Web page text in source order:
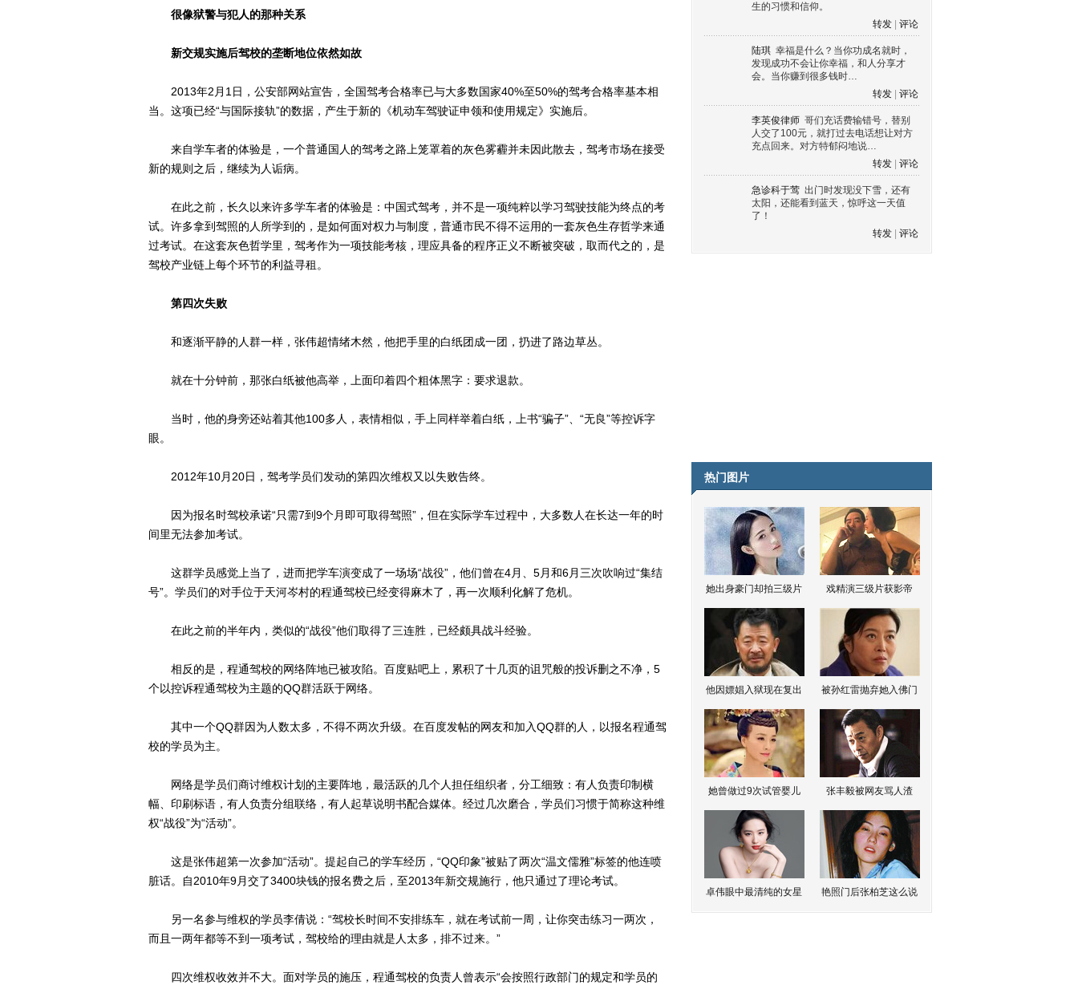
很像狱警与犯人的那种关系
新交规实施后驾校的垄断地位依然如故
2013年2月1日，公安部网站宣告，全国驾考合格率已与大多数国家40%至50%的驾考合格率基本相
当。这项已经“与国际接轨”的数据，产生于新的《机动车驾驶证申领和使用规定》实施后。
来自学车者的体验是，一个普通国人的驾考之路上笼罩着的灰色雾霾并未因此散去，驾考市场在接受
新的规则之后，继续为人诟病。
在此之前，长久以来许多学车者的体验是：中国式驾考，并不是一项纯粹以学习驾驶技能为终点的考
试。许多拿到驾照的人所学到的，是如何面对权力与制度，普通市民不得不运用的一套灰色生存哲学来通
过考试。在这套灰色哲学里，驾考作为一项技能考核，理应具备的程序正义不断被突破，取而代之的，是
驾校产业链上每个环节的利益寻租。
第四次失败
和逐渐平静的人群一样，张伟超情绪木然，他把手里的白纸团成一团，扔进了路边草丛。
就在十分钟前，那张白纸被他高举，上面印着四个粗体黑字：要求退款。
当时，他的身旁还站着其他100多人，表情相似，手上同样举着白纸，上书“骗子”、“无良”等控诉字
眼。
2012年10月20日，驾考学员们发动的第四次维权又以失败告终。
因为报名时驾校承诺“只需7到9个月即可取得驾照”，但在实际学车过程中，大多数人在长达一年的时
间里无法参加考试。
这群学员感觉上当了，进而把学车演变成了一场场“战役”，他们曾在4月、5月和6月三次吹响过“集结
号”。学员们的对手位于天河岑村的程通驾校已经变得麻木了，再一次顺利化解了危机。
在此之前的半年内，类似的“战役”他们取得了三连胜，已经颇具战斗经验。
相反的是，程通驾校的网络阵地已被攻陷。百度贴吧上，累积了十几页的诅咒般的投诉删之不净，5
个以控诉程通驾校为主题的QQ群活跃于网络。
其中一个QQ群因为人数太多，不得不两次升级。在百度发帖的网友和加入QQ群的人，以报名程通驾
校的学员为主。
网络是学员们商讨维权计划的主要阵地，最活跃的几个人担任组织者，分工细致：有人负责印制横
幅、印刷标语，有人负责分组联络，有人起草说明书配合媒体。经过几次磨合，学员们习惯于简称这种维
权“战役”为“活动”。
这是张伟超第一次参加“活动”。提起自己的学车经历，“QQ印象”被贴了两次“温文儒雅”标签的他连喷
脏话。自2010年9月交了3400块钱的报名费之后，至2013年新交规施行，他只通过了理论考试。
另一名参与维权的学员李倩说：“驾校长时间不安排练车，就在考试前一周，让你突击练习一两次，
而且一两年都等不到一项考试，驾校给的理由就是人太多，排不过来。”
四次维权收效并不大。面对学员的施压，程通驾校的负责人曾表示“会按照行政部门的规定和学员的
生的习惯和信仰。
转发
评论
陆琪 幸福是什么？当你功成名就时，
发现成功不会让你幸福，和人分享才
会。当你赚到很多钱时…
转发
评论
李英俊律师 哥们充话费输错号，替别
人交了100元，就打过去电话想让对方
充点回来。对方特郁闷地说…
转发
评论
急诊科于莺 出门时发现没下雪，还有
太阳，还能看到蓝天，惊呼这一天值
了！
转发
评论
热门图片
她出身豪门却拍三级片 戏精演三级片获影帝
他因嫖娼入狱现在复出 被孙红雷抛弃她入佛门
她曾做过9次试管婴儿 张丰毅被网友骂人渣
卓伟眼中最清纯的女星 艳照门后张柏芝这么说